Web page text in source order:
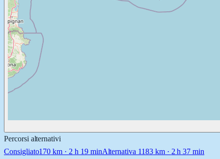
Percorsi alternativi
Consigliato170 km · 2 h 19 minAlternativa 1183km · 2 h 37 min